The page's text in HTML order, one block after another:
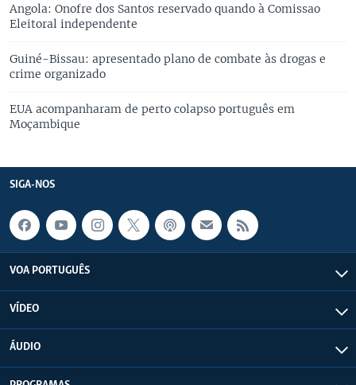
Angola: Onofre dos Santos reservado quando à Comissao
Eleitoral independente
Guiné-Bissau: apresentado plano de combate às drogas e
crime organizado
EUA acompanharam de perto colapso português em
Moçambique
SIGA-NOS
VOA PORTUGUÊS
VÍDEO
ÁUDIO